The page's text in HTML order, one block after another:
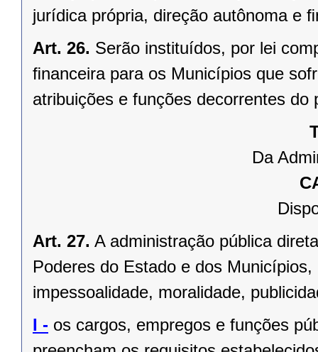
jurídica própria, direção autônoma e
Art. 26. Serão instituídos, por lei
ﬁnanceira para os Municípios que
atribuições e funções decorrentes do
Da
Art. 27. A administração pública
Poderes do Estado e dos
impessoalidade, moralidade,
I - os cargos, empregos e funções